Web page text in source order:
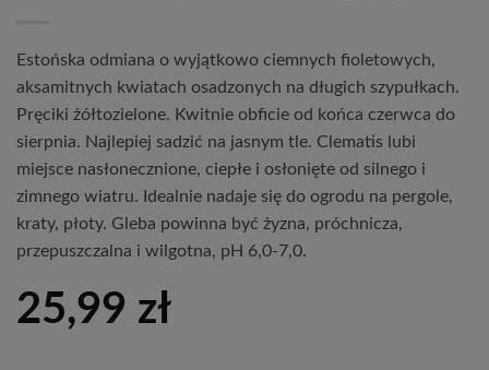
Estońska odmiana o wyjątkowo ciemnych fioletowych,
aksamitnych kwiatach osadzonych na długich szypułkach.
Pręciki żółtozielone. Kwitnie obficie od końca czerwca do
sierpnia. Najlepiej sadzić na jasnym tle. Clematis lubi
miejsce nasłonecznione, ciepłe i osłonięte od silnego i
zimnego wiatru. Idealnie nadaje się do ogrodu na pergole,
kraty, płoty. Gleba powinna być żyzna, próchnicza,
przepuszczalna i wilgotna, pH 6,0-7,0.
25,99 zł